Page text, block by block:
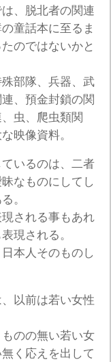
、脱北者の関連
童話本に至るま
のではないかと
部隊、兵器、武
、預金封鎖の関
虫、爬虫類関
映像資料。
いるのは、二者
なものにしてし
。
される事もあれ
現される。
本人そのものし
以前は若い女性
のの無い若い女
く応えを出して